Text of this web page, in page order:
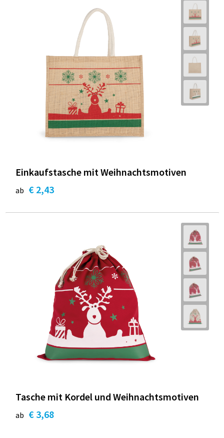
Einkaufstasche mit Weihnachtsmotiven
ab € 2,43
Tasche mit Kordel und Weihnachtsmotiven
ab € 3,68